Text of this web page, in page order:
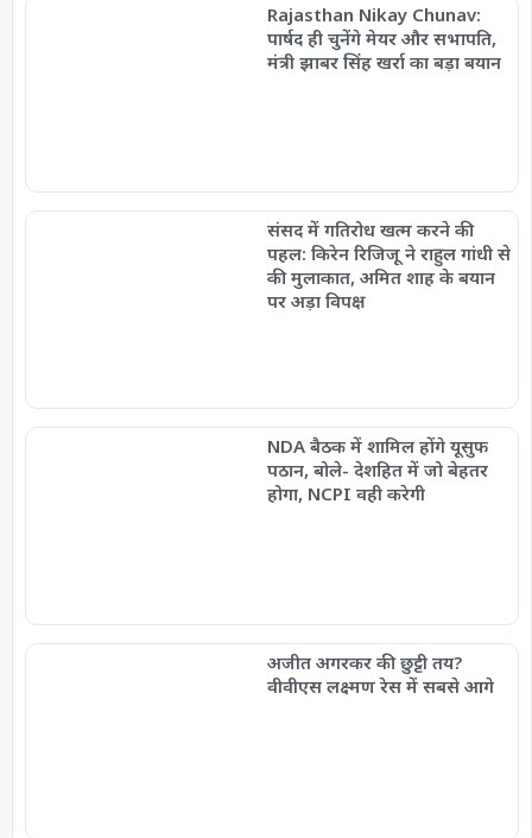
Rajasthan Nikay Chunav:
पार्षद ही चुनेंगे मेयर और सभापति,
मंत्री झाबर सिंह खर्रा का बड़ा बयान
संसद में गतिरोध खत्म करने की
पहल: किरेन रिजिजू ने राहुल गांधी से
की मुलाकात, अमित शाह के बयान
पर अड़ा विपक्ष
NDA बैठक में शामिल होंगे यूसुफ
पठान, बोले- देशहित में जो बेहतर
होगा, NCPI वही करेगी
अजीत अगरकर की छुट्टी तय?
वीवीएस लक्ष्मण रेस में सबसे आगे